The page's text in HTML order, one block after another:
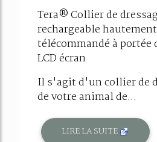
Tera® Collier de
rechargeable
télécommandé à portée
LCD écran
Il s'agit d'un collier de
de votre animal de...
LIRE LA SUITE